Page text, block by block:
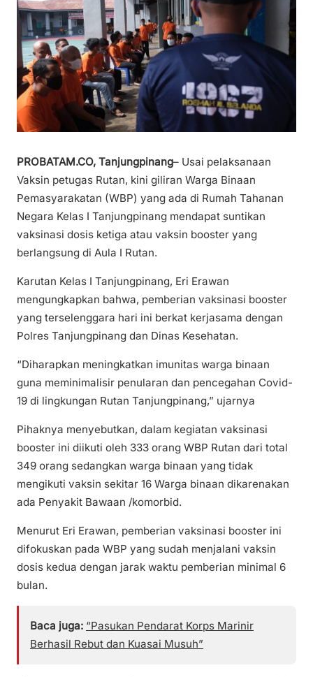
PROBATAM.CO, Tanjungpinang– Usai pelaksanaan
Vaksin petugas Rutan, kini giliran Warga Binaan
Pemasyarakatan (WBP) yang ada di Rumah Tahanan
Negara Kelas I Tanjungpinang mendapat suntikan
vaksinasi dosis ketiga atau vaksin booster yang
berlangsung di Aula I Rutan.
Karutan Kelas I Tanjungpinang, Eri Erawan
mengungkapkan bahwa, pemberian vaksinasi booster
yang terselenggara hari ini berkat kerjasama dengan
Polres Tanjungpinang dan Dinas Kesehatan.
“Diharapkan meningkatkan imunitas warga binaan
guna meminimalisir penularan dan pencegahan Covid-
19 di lingkungan Rutan Tanjungpinang,” ujarnya
Pihaknya menyebutkan, dalam kegiatan vaksinasi
booster ini diikuti oleh 333 orang WBP Rutan dari total
349 orang sedangkan warga binaan yang tidak
mengikuti vaksin sekitar 16 Warga binaan dikarenakan
ada Penyakit Bawaan /komorbid.
Menurut Eri Erawan, pemberian vaksinasi booster ini
difokuskan pada WBP yang sudah menjalani vaksin
dosis kedua dengan jarak waktu pemberian minimal 6
bulan.
Baca juga: “Pasukan Pendarat Korps Marinir
Berhasil Rebut dan Kuasai Musuh”